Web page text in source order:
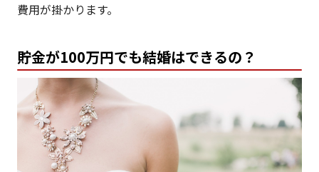
費用が掛かります。
貯金が100万円でも結婚はできるの？